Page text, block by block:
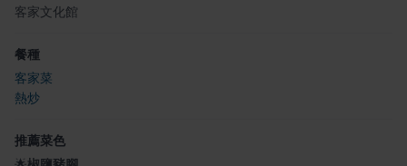
客家文化館
餐種
客家菜
熱炒
推薦菜色